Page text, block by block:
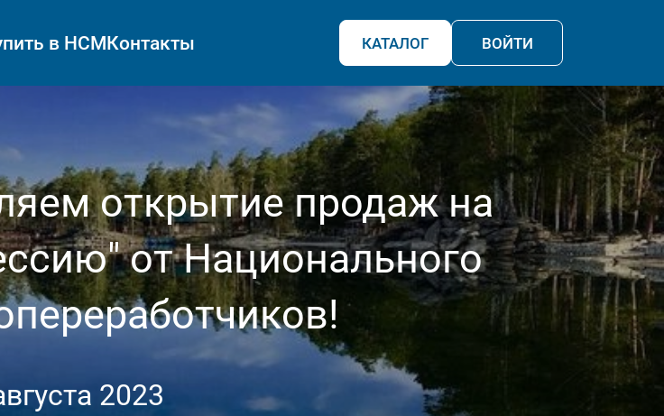
в НСМКонтакты КАТАЛОГ ВОЙТИ
открытие продаж на
от Национального
2023